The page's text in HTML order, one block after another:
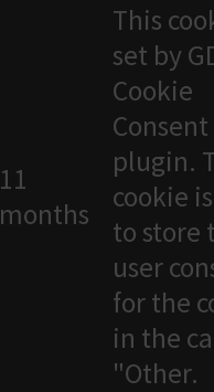
11
months
This
set by
Cookie
Consent
plugin.
cookie
to store
user
for the
in the
"Other.